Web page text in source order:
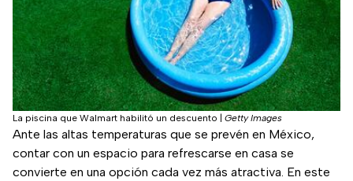
La piscina que Walmart habilitó un descuento Getty Images
Ante las altas temperaturas que se prevén en México,
contar con un espacio para refrescarse en casa se
convierte en una opción cada vez más atractiva. En este